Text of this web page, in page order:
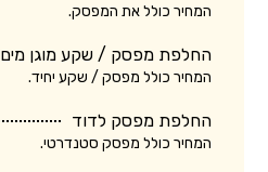
המחיר כולל את המפסק.
החלפת מפסק / שקע מוגן מים
המחיר כולל מפסק / שקע יחיד.
החלפת מפסק לדוד
המחיר כולל מפסק סטנדרטי.